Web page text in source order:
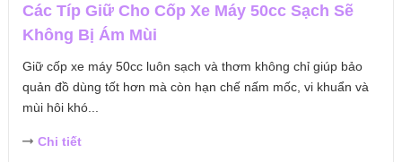
Các Típ Giữ Cho Cốp Xe Máy 50cc Sạch Sẽ
Không Bị Ám Mùi
Giữ cốp xe máy 50cc luôn sạch và thơm không chỉ giúp bảo
quản đồ dùng tốt hơn mà còn hạn chế nấm mốc, vi khuẩn và
mùi hôi khó...
Chi tiết